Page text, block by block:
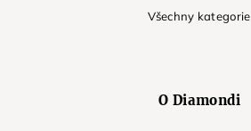
Všechny kategorie
O Diamondi